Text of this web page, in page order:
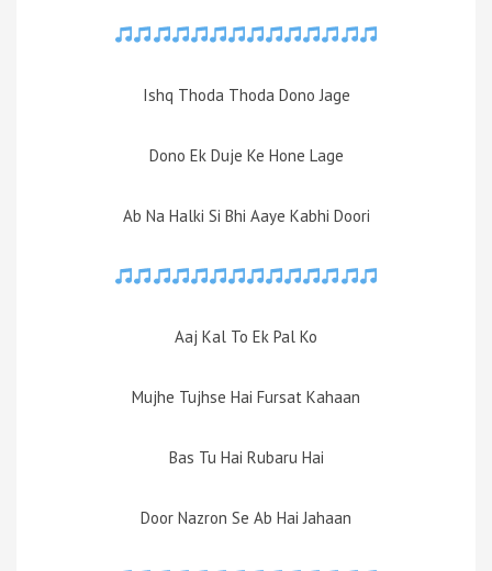
Ishq Thoda Thoda Dono Jage
Dono Ek Duje Ke Hone Lage
Ab Na Halki Si Bhi Aaye Kabhi Doori
Aaj Kal To Ek Pal Ko
Mujhe Tujhse Hai Fursat Kahaan
Bas Tu Hai Rubaru Hai
Door Nazron Se Ab Hai Jahaan